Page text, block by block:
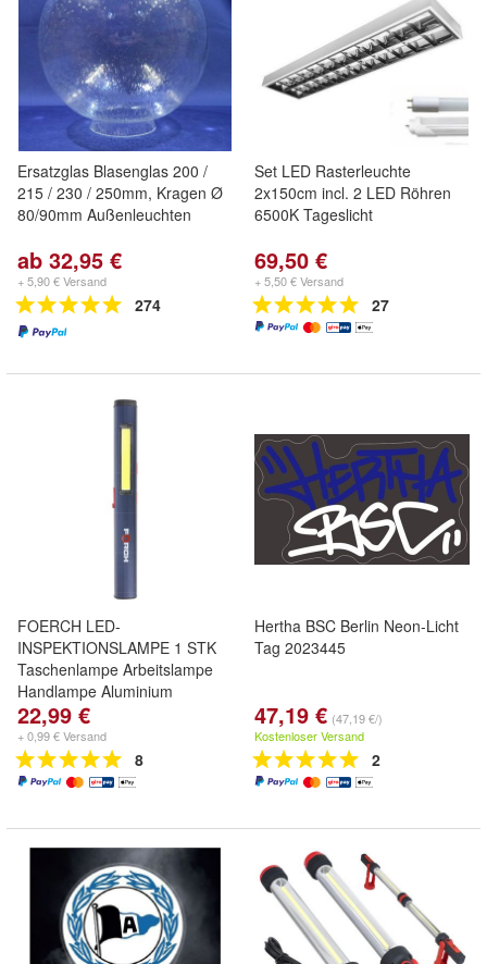
Ersatzglas Blasenglas 200 /
215 / 230 / 250mm, Kragen Ø
80/90mm Außenleuchten
ab 32,95 €
+ 5,90 € Versand
274
Set LED Rasterleuchte
2x150cm incl. 2 LED Röhren
6500K Tageslicht
69,50 €
+ 5,50 € Versand
27
FOERCH LED-
INSPEKTIONSLAMPE 1 STK
Taschenlampe Arbeitslampe
Handlampe Aluminium
22,99 €
+ 0,99 € Versand
8
Hertha BSC Berlin Neon-Licht
Tag 2023445
47,19 € (47,19 €/)
Kostenloser Versand
2